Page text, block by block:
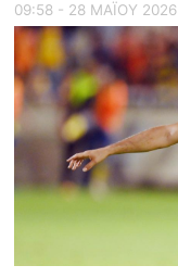
09:58 - 28 ΜΑΪ́ΟΥ 2026